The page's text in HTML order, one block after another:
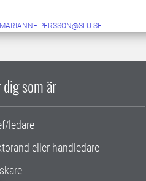
MARIANNE.PERSSON@SLU.SE
dig som är
ledare
eller handledare